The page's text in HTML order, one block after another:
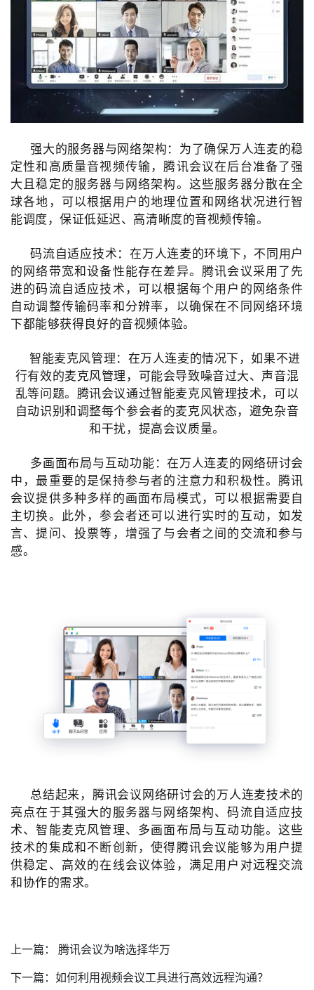
强大的服务器与网络架构：为了确保万人连麦的稳
定性和高质量音视频传输，腾讯会议在后台准备了强
大且稳定的服务器与网络架构。这些服务器分散在全
球各地，可以根据用户的地理位置和网络状况进行智
能调度，保证低延迟、高清晰度的音视频传输。
码流自适应技术：在万人连麦的环境下，不同用户
的网络带宽和设备性能存在差异。腾讯会议采用了先
进的码流自适应技术，可以根据每个用户的网络条件
自动调整传输码率和分辨率，以确保在不同网络环境
下都能够获得良好的音视频体验。
智能麦克风管理： 在万人连麦的情况下，如果不进
行有效的麦克风管理，可能会导致噪音过大、声音混
乱等问题。 腾讯会议通过智能麦克风管理技术，可以
自动识别和调整每个参会者的麦克风状态，避免杂音
和干扰，提高会议质量。
多画面布局与互动功能：在万人连麦的网络研讨会
中，最重要的是保持参与者的注意力和积极性。 腾讯
会议提供多种多样的画面布局模式，可以根据需要自
主切换。 此外，参会者还可以进行实时的互动，如发
言、提问、投票等，增强了与会者之间的交流和参与
感。
总结起来，腾讯会议网络研讨会的万人连麦技术的
亮点在于其强大的服务器与网络架构、码流自适应技
术、智能麦克风管理、多画面布局与互动功能。这些
技术的集成和不断创新，使得腾讯会议能够为用户提
供稳定、高效的在线会议体验，满足用户对远程交流
和协作的需求。
上一篇： 腾讯会议为啥选择华万
下一篇： 如何利用视频会议工具进行高效远程沟通？